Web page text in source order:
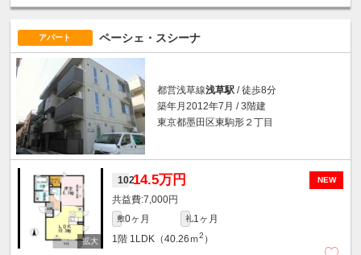
アパート ペーシェ・スシーナ
都営浅草線浅草駅 / 徒歩8分
築年月2012年7月 / 3階建
東京都墨田区東駒形２丁目
NEW
10214.5万円
7,000円
敷0ヶ月 礼1ヶ月
1階 1LDK（40.26ｍ2 ）